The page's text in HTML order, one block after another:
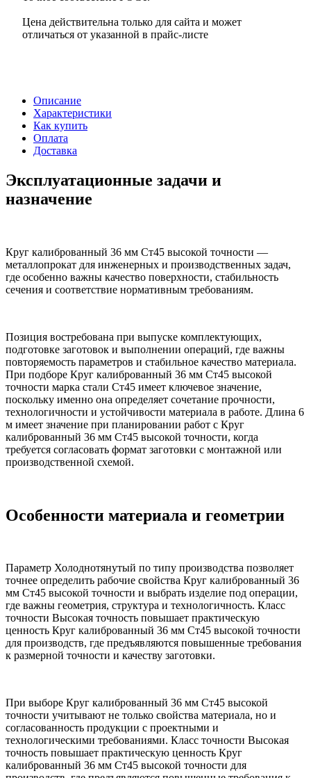
Цена действительна только для сайта и может
отличаться от указанной в прайс-листе
Описание
Характеристики
Как купить
Оплата
Доставка
Эксплуатационные задачи и
назначение
Круг калиброванный 36 мм Ст45 высокой точности —
металлопрокат для инженерных и производственных задач,
где особенно важны качество поверхности, стабильность
сечения и соответствие нормативным требованиям.
Позиция востребована при выпуске комплектующих,
подготовке заготовок и выполнении операций, где важны
повторяемость параметров и стабильное качество материала.
При подборе Круг калиброванный 36 мм Ст45 высокой
точности марка стали Ст45 имеет ключевое значение,
поскольку именно она определяет сочетание прочности,
технологичности и устойчивости материала в работе. Длина 6
м имеет значение при планировании работ с Круг
калиброванный 36 мм Ст45 высокой точности, когда
требуется согласовать формат заготовки с монтажной или
производственной схемой.
Особенности материала и геометрии
Параметр Холоднотянутый по типу производства позволяет
точнее определить рабочие свойства Круг калиброванный 36
мм Ст45 высокой точности и выбрать изделие под операции,
где важны геометрия, структура и технологичность. Класс
точности Высокая точность повышает практическую
ценность Круг калиброванный 36 мм Ст45 высокой точности
для производств, где предъявляются повышенные требования
к размерной точности и качеству заготовки.
При выборе Круг калиброванный 36 мм Ст45 высокой
точности учитывают не только свойства материала, но и
согласованность продукции с проектными и
технологическими требованиями. Класс точности Высокая
точность повышает практическую ценность Круг
калиброванный 36 мм Ст45 высокой точности для